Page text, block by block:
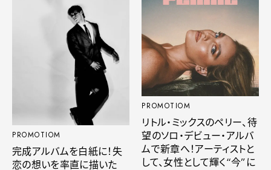
PROMOTIOM
完成アルバムを白紙に！失
恋の想いを率直に描いた
PROMOTIOM
リトル・ミックスのペリー、待
望のソロ・デビュー・アルバ
ムで新章へ！アーティストと
して、女性として輝く“今”に